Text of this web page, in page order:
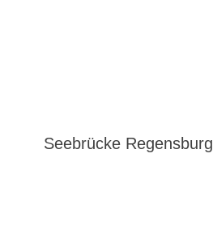
Seebrücke Regensburg